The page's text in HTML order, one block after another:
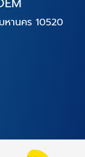
านคร 10520